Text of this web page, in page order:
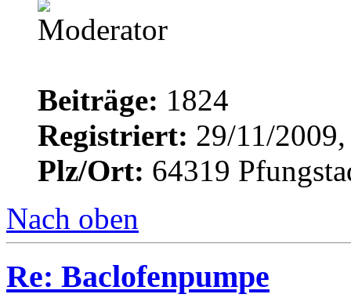
Beiträge: 1824
Registriert: 29/11/
Plz/Ort: 64319
Nach oben
Re: Baclofenpumpe